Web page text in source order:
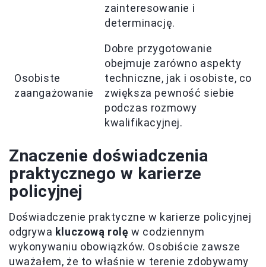
zainteresowanie i
determinację.
Osobiste
zaangażowanie
Dobre przygotowanie
obejmuje zarówno aspekty
techniczne, jak i osobiste, co
zwiększa pewność siebie
podczas rozmowy
kwalifikacyjnej.
Znaczenie doświadczenia
praktycznego w karierze
policyjnej
Doświadczenie praktyczne w karierze policyjnej
odgrywa kluczową rolę w codziennym
wykonywaniu obowiązków. Osobiście zawsze
uważałem, że to właśnie w terenie zdobywamy